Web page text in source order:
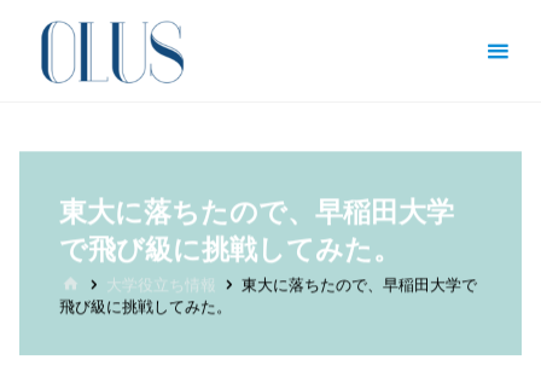
学・
文
学・
東大に落ちたので、早稲田大学
で飛び級に挑戦してみた。
ホ
ー
ム
大学役立ち情報
東大に落ちたので、早稲田大学で
飛び級に挑戦してみた。